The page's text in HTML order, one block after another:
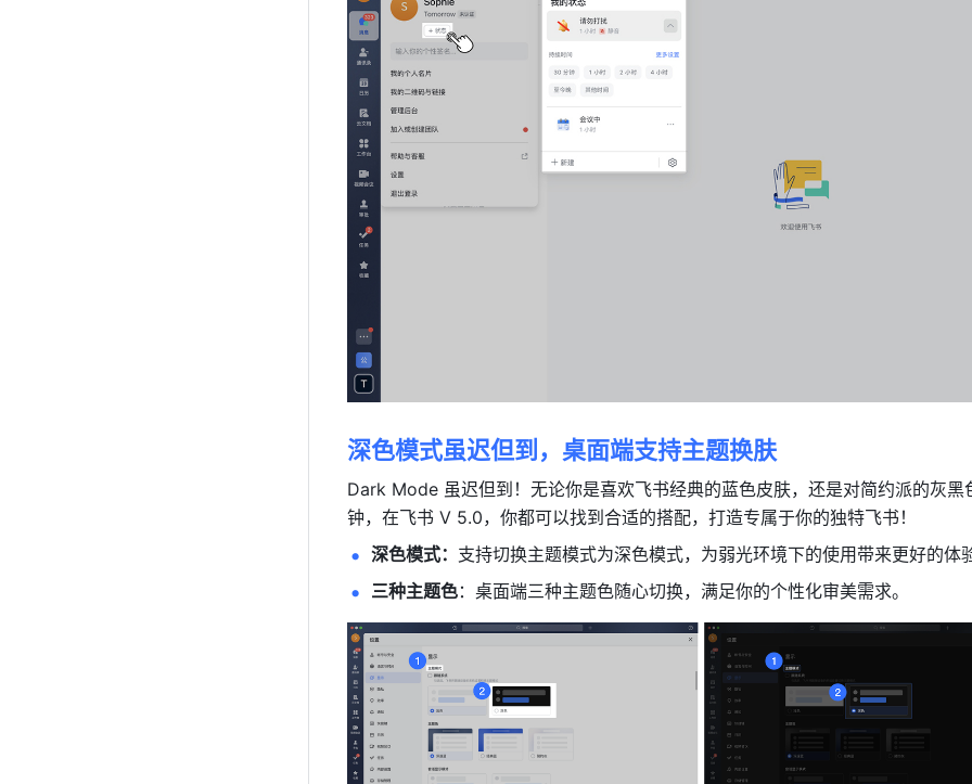
深色模式虽迟但到，桌面端支持主题换肤
Dark Mode 虽迟但到！无论你是喜欢飞书经典的蓝色皮肤，还是对简约派的灰黑
钟，在飞书 V 5.0，你都可以找到合适的搭配，打造专属于你的独特飞书！
深色模式： 支持切换主题模式为深色模式，为弱光环境下的使用带来更好的体验
三种主题色：桌面端三种主题色随心切换，满足你的个性化审美需求。